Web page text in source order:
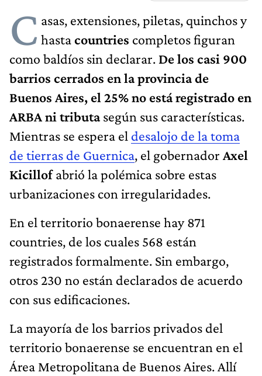
C asas, extensiones, piletas, quinchos y
hastacountries completos figuran
como baldíos sin declarar. De los casi 900
barrios cerrados en la provincia de
Buenos Aires, el 25% no está registrado en
ARBA ni tributasegún sus características.
Mientras se espera el desalojo de la toma
de tierras de Guernica, el gobernador Axel
Kicillofabrió la polémica sobre estas
urbanizaciones con irregularidades.
En el territorio bonaerense hay 871
countries, de los cuales 568 están
registrados formalmente. Sin embargo,
otros 230 no están declarados de acuerdo
con sus edificaciones.
La mayoría de los barrios privados del
territorio bonaerense se encuentran en el
Área Metropolitana de Buenos Aires. Allí